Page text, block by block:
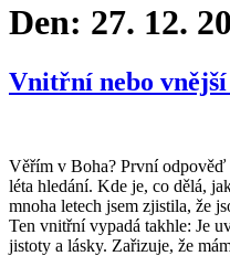
Den: 27. 12.
Vnitřní nebo vnější
Věřím v Boha? První odpověď
léta hledání. Kde je, co dělá,
mnoha letech jsem zjistila, že
Ten vnitřní vypadá takhle: Je
jistoty a lásky. Zařizuje, že